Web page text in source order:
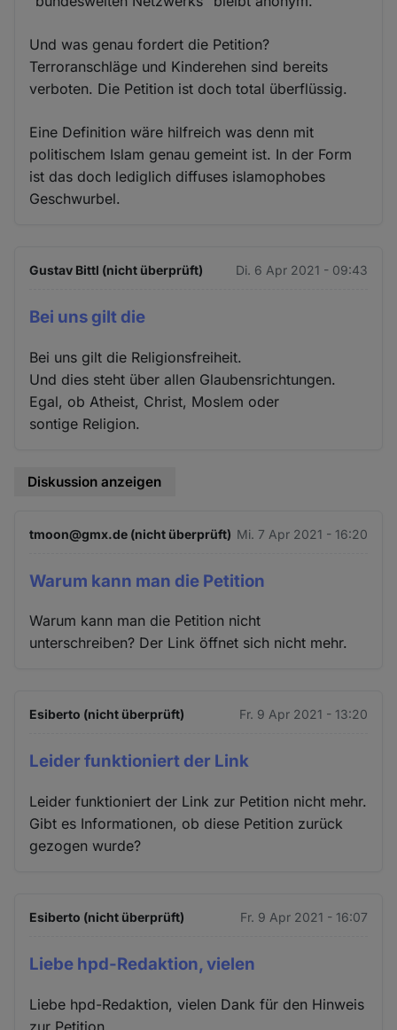
Und was genau fordert die Petition?
Terroranschläge und Kinderehen sind bereits
verboten. Die Petition ist doch total überflüssig.
Eine Definition wäre hilfreich was denn mit
politischem Islam genau gemeint ist. In der Form
ist das doch lediglich diffuses islamophobes
Geschwurbel.
Gustav Bittl (nicht überprüft) Di. 6 Apr 2021 - 09:43
Bei uns gilt die
Bei uns gilt die Religionsfreiheit.
Und dies steht über allen Glaubensrichtungen.
Egal, ob Atheist, Christ, Moslem oder
sontige Religion.
Diskussion anzeigen
tmoon@gmx.de (nicht überprüft) Mi. 7 Apr 2021 - 16:20
Warum kann man die Petition
Warum kann man die Petition nicht
unterschreiben? Der Link öffnet sich nicht mehr.
Esiberto (nicht überprüft) Fr. 9 Apr 2021 - 13:20
Leider funktioniert der Link
Leider funktioniert der Link zur Petition nicht mehr.
Gibt es Informationen, ob diese Petition zurück
gezogen wurde?
Esiberto (nicht überprüft) Fr. 9 Apr 2021 - 16:07
Liebe hpd-Redaktion, vielen
Liebe hpd-Redaktion, vielen Dank für den Hinweis
zur Petition.